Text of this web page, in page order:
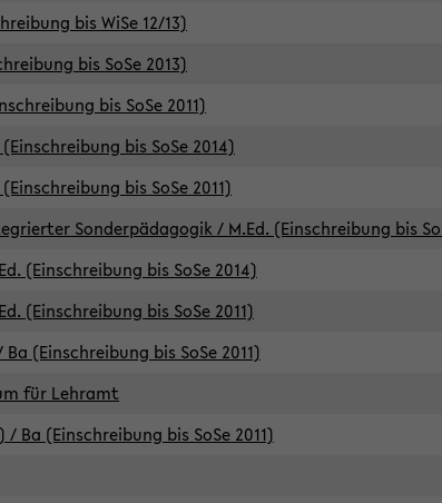
bis WiSe 12/13)
bis SoSe 2013)
bis SoSe 2011)
bis SoSe 2014)
bis SoSe 2011)
Sonderpädagogik / M.Ed. (Einschreibung bis
(Einschreibung bis SoSe 2014)
(Einschreibung bis SoSe 2011)
(Einschreibung bis SoSe 2011)
für Lehramt
Ba (Einschreibung bis SoSe 2011)